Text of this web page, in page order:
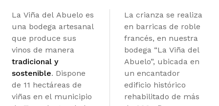
La Viña del Abuelo es
una bodega artesanal
que produce sus
vinos de manera
tradicional y
sostenible. Dispone
de 11 hectáreas de
viñas en el municipio
La crianza se realiza
en barricas de roble
francés, en nuestra
bodega “La Viña del
Abuelo”, ubicada en
un encantador
edificio histórico
rehabilitado de más